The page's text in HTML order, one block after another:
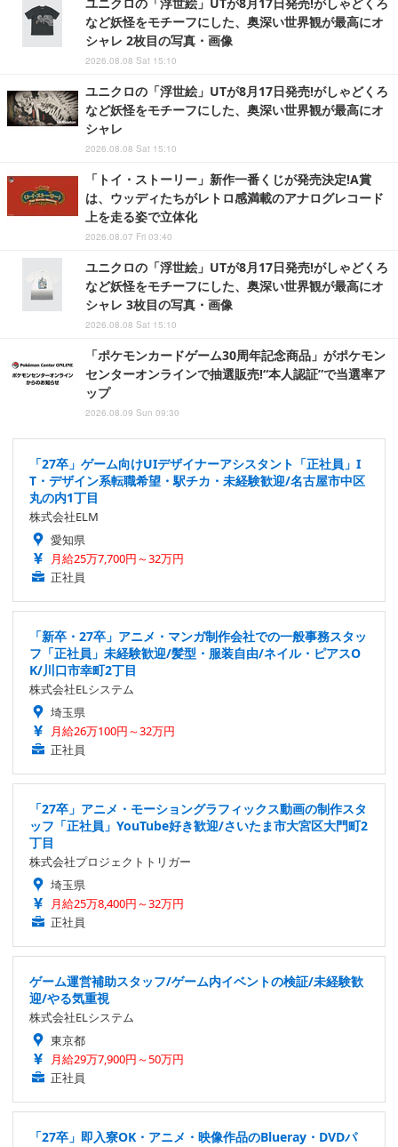
など妖怪をモチーフにした、奥深い世界観が最高にオ
シャレ 2枚目の写真・画像
2026.08.08 Sat 15:10
ユニクロの「浮世絵」UTが8月17日発売!がしゃどくろ
など妖怪をモチーフにした、奥深い世界観が最高にオ
シャレ
2026.08.08 Sat 15:10
「トイ・ストーリー」新作一番くじが発売決定!A賞
は、ウッディたちがレトロ感満載のアナログレコード
上を走る姿で立体化
2026.08.07 Fri 03:40
ユニクロの「浮世絵」UTが8月17日発売!がしゃどくろ
など妖怪をモチーフにした、奥深い世界観が最高にオ
シャレ 3枚目の写真・画像
2026.08.08 Sat 15:10
「ポケモンカードゲーム30周年記念商品」がポケモン
センターオンラインで抽選販売!“本人認証”で当選率ア
ップ
2026.08.09 Sun 09:30
「27卒」ゲーム向けUIデザイナーアシスタント「正社員」I
T・デザイン系転職希望・駅チカ・未経験歓迎/名古屋市中区
丸の内1丁目
株式会社ELM
愛知県
月給25万7,700円～32万円
正社員
「新卒・27卒」アニメ・マンガ制作会社での一般事務スタッ
フ「正社員」未経験歓迎/髪型・服装自由/ネイル・ピアスO
K/川口市幸町2丁目
株式会社ELシステム
埼玉県
月給26万100円～32万円
正社員
「27卒」アニメ・モーショングラフィックス動画の制作スタ
ッフ「正社員」YouTube好き歓迎/さいたま市大宮区大門町2
丁目
株式会社プロジェクトトリガー
埼玉県
月給25万8,400円～32万円
正社員
ゲーム運営補助スタッフ/ゲーム内イベントの検証/未経験歓
迎/やる気重視
株式会社ELシステム
東京都
月給29万7,900円～50万円
正社員
「27卒」即入寮OK・アニメ・映像作品のBlueray・DVDパ